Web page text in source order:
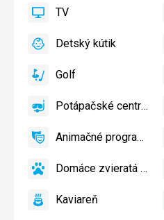
TV TV
áno
Detský
Detské
Detský
Detský kútik
áno
Golf Golf
áno
Potápačské
Potápačské centrum
áno
Animačné
Animačné programy
áno
Domáce
povolené
Domáce zvieratá
áno
KaviareňKaviareň
áno